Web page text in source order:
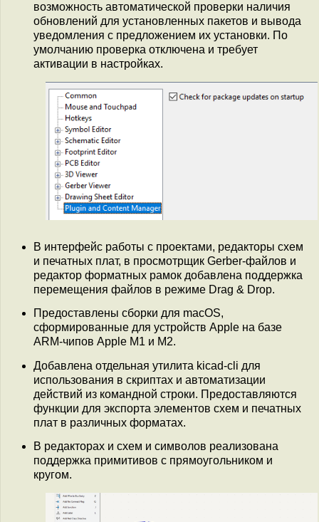
возможность автоматической проверки наличия
обновлений для установленных пакетов и вывода
уведомления с предложением их установки. По
умолчанию проверка отключена и требует
активации в настройках.
В интерфейс работы с проектами, редакторы схем
и печатных плат, в просмотрщик Gerber-файлов и
редактор форматных рамок добавлена поддержка
перемещения файлов в режиме Drag & Drop.
Предоставлены сборки для macOS,
сформированные для устройств Apple на базе
ARM-чипов Apple M1 и M2.
Добавлена отдельная утилита kicad-cli для
использования в скриптах и автоматизации
действий из командной строки. Предоставляются
функции для экспорта элементов схем и печатных
плат в различных форматах.
В редакторах и схем и символов реализована
поддержка примитивов с прямоугольником и
кругом.